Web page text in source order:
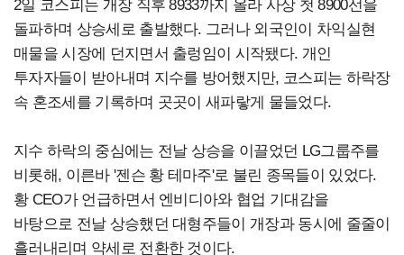
2일 코스피는 개장 직후 8933까지 올라 사상 첫 8900선을
돌파하며 상승세로 출발했다. 그러나 외국인이 차익실현
매물을 시장에 던지면서 출렁임이 시작됐다. 개인
투자자들이 받아내며 지수를 방어했지만, 코스피는 하락장
속 혼조세를 기록하며 곳곳이 새파랗게 물들었다.
지수 하락의 중심에는 전날 상승을 이끌었던 LG그룹주를
비롯해, 이른바 '젠슨 황 테마주'로 불린 종목들이 있었다.
황 CEO가 언급하면서 엔비디아와 협업 기대감을
바탕으로 전날 상승했던 대형주들이 개장과 동시에 줄줄이
흘러내리며 약세로 전환한 것이다.